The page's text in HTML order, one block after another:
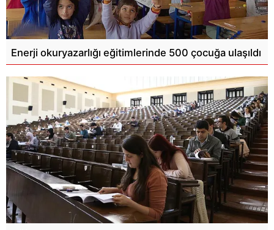
Enerji okuryazarlığı eğitimlerinde 500 çocuğa ulaşıldı